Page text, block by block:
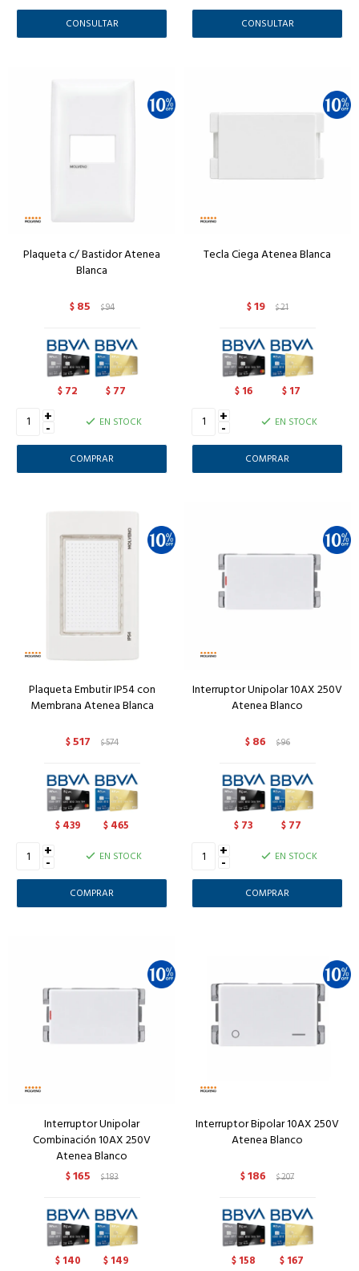
CONSULTAR CONSULTAR
Plaqueta c/ Bastidor Atenea
Blanca
$ 85 $94
$ 72 $ 77
+
- EN STOCK
Tecla Ciega Atenea Blanca
$19 $21
$ 16 $ 17
+
- EN STOCK
Plaqueta Embutir IP54 con
Membrana Atenea Blanca
$517 $574
$ 439 $ 465
+
- EN STOCK
Interruptor Unipolar 10AX 250V
Atenea Blanco
$ 86 $96
$ 73 $ 77
+
- EN STOCK
Interruptor Unipolar
Combinación 10AX 250V
Atenea Blanco
$165 $183
$ 140 $ 149
Interruptor Bipolar 10AX 250V
Atenea Blanco
$186 $207
$ 158 $ 167